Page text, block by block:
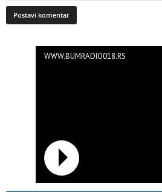
WWW.BUMRADIO018.RS